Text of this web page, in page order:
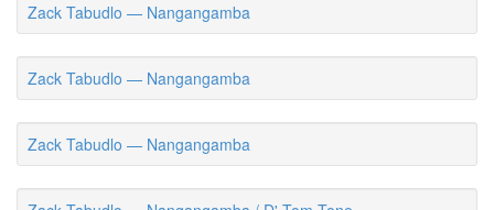
Zack Tabudlo — Nangangamba
Zack Tabudlo — Nangangamba
Zack Tabudlo — Nangangamba